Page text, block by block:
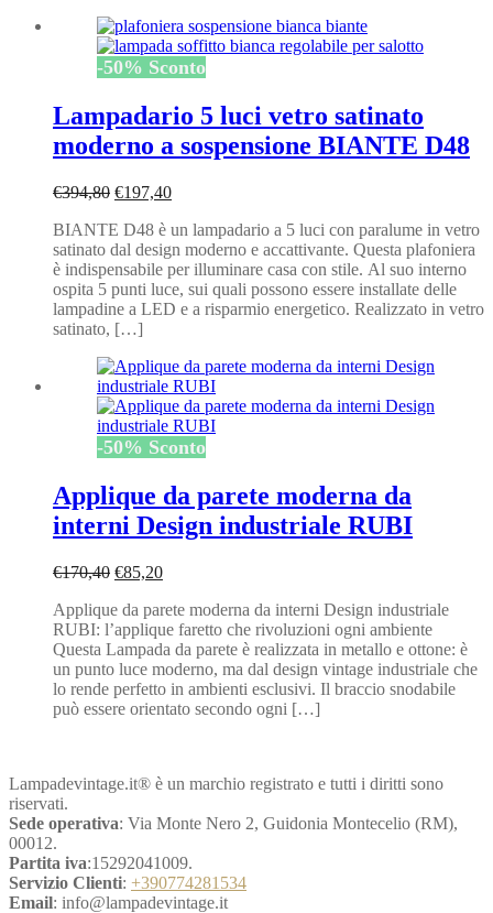
-50% Sconto
Lampadario 5 luci vetro satinato
moderno a sospensione BIANTE D48
€394,80 Il
originale
era:
€394,80.
€197,40Il
attuale
è:
€197,40.
BIANTE D48 è un lampadario a 5 luci con paralume in vetro
satinato dal design moderno e accattivante. Questa plafoniera
è indispensabile per illuminare casa con stile. Al suo interno
ospita 5 punti luce, sui quali possono essere installate delle
lampadine a LED e a risparmio energetico. Realizzato in vetro
satinato, […]
-50% Sconto
Applique da parete moderna da
interni Design industriale RUBI
€170,40 Il
originale
era:
€170,40.
€85,20Il
attuale
è:
€85,20.
Applique da parete moderna da interni Design industriale
RUBI: l’applique faretto che rivoluzioni ogni ambiente
Questa Lampada da parete è realizzata in metallo e ottone: è
un punto luce moderno, ma dal design vintage industriale che
lo rende perfetto in ambienti esclusivi. Il braccio snodabile
può essere orientato secondo ogni […]
Lampadevintage.it® è un marchio registrato e tutti i diritti sono
riservati.
Sede operativa: Via Monte Nero 2, Guidonia Montecelio (RM),
00012.
Partita iva:15292041009.
Servizio Clienti: +390774281534
Email: info@lampadevintage.it